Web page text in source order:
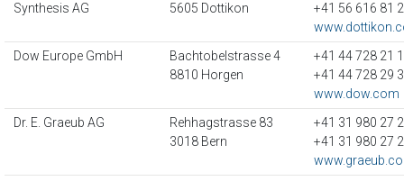
Synthesis AG
5605 Dottikon
+41 56 616 81
Dow Europe GmbH
Bachtobelstrasse 4
8810 Horgen
+41 44 728 21
+41 44 728 29
www.dow.com
Dr. E. Graeub AG
Rehhagstrasse 83
3018 Bern
+41 31 980 27
+41 31 980 27